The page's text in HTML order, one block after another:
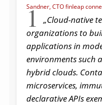
Sandner, CTO finleap
1 „Cloud-native
organizations to
applications in
environments such
hybrid clouds.
microservices,
declarative APIs